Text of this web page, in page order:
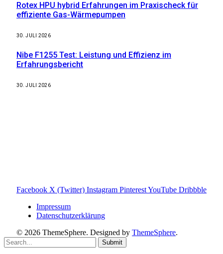
Rotex HPU hybrid Erfahrungen im Praxischeck für
effiziente Gas-Wärmepumpen
30. JULI 2026
Nibe F1255 Test: Leistung und Effizienz im
Erfahrungsbericht
30. JULI 2026
Facebook X (Twitter) Instagram PinterestYouTube Dribbble
Impressum
Datenschutzerklärung
© 2026 ThemeSphere. Designed by ThemeSphere.
Submit